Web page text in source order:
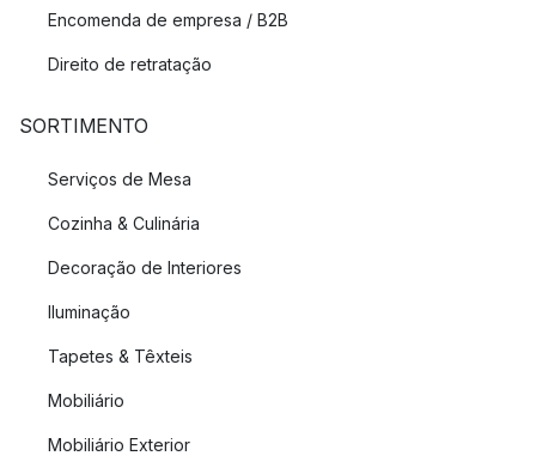
Encomenda de empresa / B2B
Direito de retratação
SORTIMENTO
Serviços de Mesa
Cozinha & Culinária
Decoração de Interiores
Iluminação
Tapetes & Têxteis
Mobiliário
Mobiliário Exterior